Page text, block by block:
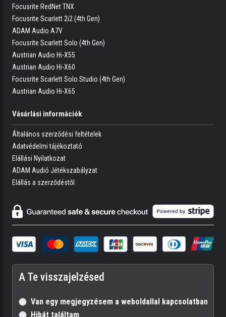
Focusrite RedNet TNX
Focusrite Scarlett 2i2 (4th Gen)
ADAM Audio A7V
Focusrite Scarlett Solo (4th Gen)
Austrian Audio Hi-X55
Austrian Audio Hi-X60
Focusrite Scarlett Solo Studio (4th Gen)
Austrian Audio Hi-X65
Vásárlási információk
Általános szerződési feltételek
Adatvédelmi tájékoztató
Elállási Nyilatkozat
ADAM Audió Jétékszabályzat
Elállás a szerződéstől
A Te visszajelzésed
Van egy megjegyzésem a weboldallal kapcsolatban
Hibát találtam